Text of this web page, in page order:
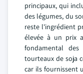
principaux, qui
des légumes, du
reste l'ingrédient
élevée à un prix
fondamental
tourteaux de soja
car ils fournissent